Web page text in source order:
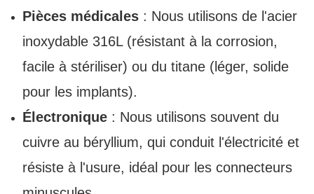
Pièces médicales: Nous utilisons de l'acier
inoxydable 316L (résistant à la corrosion,
facile à stériliser) ou du titane (léger, solide
pour les implants).
Électronique: Nous utilisons souvent du
cuivre au béryllium, qui conduit l'électricité et
résiste à l'usure, idéal pour les connecteurs